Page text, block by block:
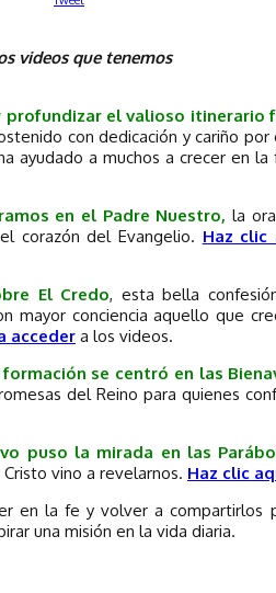
videos que tenemos
profundizar el valioso itinerario
con dedicación y cariño por
ayudado a muchos a crecer en
en el Padre Nuestro, la
corazón del Evangelio. Haz clic
El Credo, esta bella
mayor conciencia aquello que
acceder a los videos.
formación se centró en las
del Reino para quienes
puso la mirada en las
vino a revelarnos. Haz clic
en la fe y volver a compartirlos
una misión en la vida diaria.